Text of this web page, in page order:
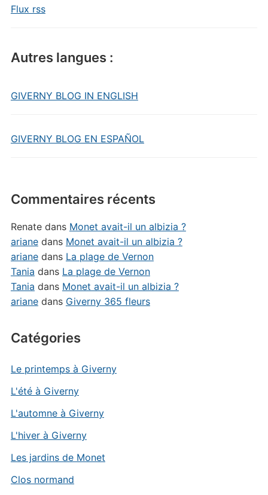
Flux rss
Autres langues :
GIVERNY BLOG IN ENGLISH
GIVERNY BLOG EN ESPAÑOL
Commentaires récents
Renatedans Monet avait-il un albizia ?
arianedans Monet avait-il un albizia ?
arianedans La plage de Vernon
Tania dans La plage de Vernon
Tania dans Monet avait-il un albizia ?
arianedans Giverny 365 fleurs
Catégories
Le printemps à Giverny
L'été à Giverny
L'automne à Giverny
L'hiver à Giverny
Les jardins de Monet
Clos normand